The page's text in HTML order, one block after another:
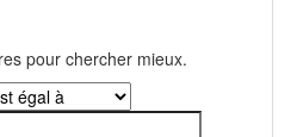
pour chercher mieux.